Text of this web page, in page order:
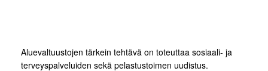
Aluevaltuustojen tärkein tehtävä on toteuttaa sosiaali- ja
terveyspalveluiden sekä pelastustoimen uudistus.